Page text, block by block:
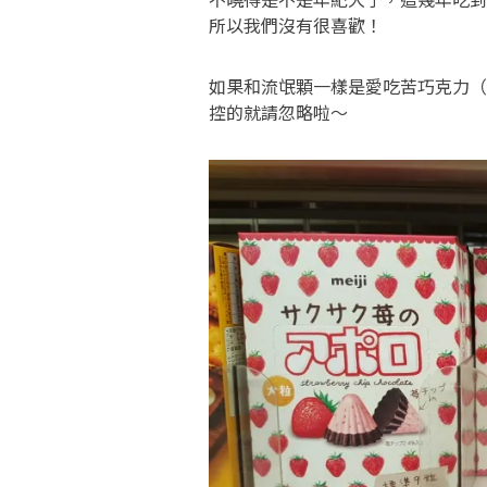
所以我們沒有很喜歡！
如果和流氓顆一樣是愛吃苦巧克力
控的就請忽略啦～